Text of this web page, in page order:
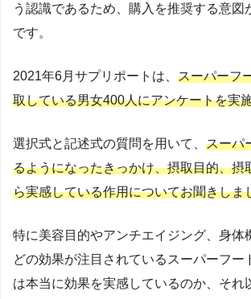
う認識であるため、購入を推奨する意図
です。
2021年6月サプリポートは、 スーパーフ
取している男女400人にアンケートを実
選択式と記述式の質問を用いて、 スーパ
るようになったきっかけ、摂取目的、摂
ら実感している作用についてお聞きしま
特に美容目的やアンチエイジング、身体
どの効果が注目されているスーパーフー
は本当に効果を実感しているのか、それ